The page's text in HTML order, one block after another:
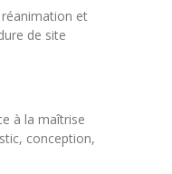
réanimation et
de site
à la maîtrise
conception,